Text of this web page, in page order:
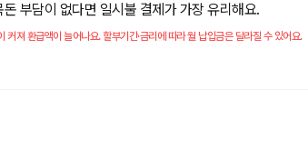
부담이 없다면 일시불 결제가 가장 유리해요.
져 환급액이 늘어나요. 할부기간·금리에 따라 월 납입금은 달라질 수 있어요.